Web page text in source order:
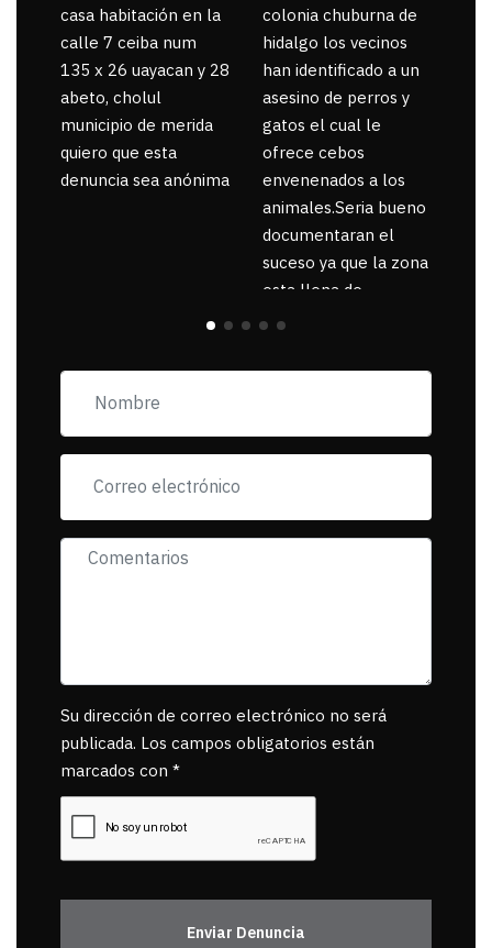
casa habitación en la
calle 7 ceiba num
135 x 26 uayacan y 28
abeto, cholul
municipio de merida
quiero que esta
denuncia sea anónima
colonia chuburna de
hidalgo los vecinos
han identificado a un
asesino de perros y
gatos el cual le
ofrece cebos
envenenados a los
animales.Seria bueno
documentaran el
suceso ya que la zona
esta llena de
pancartas de
exigiendo al asesino
muerta.
Su dirección de correo electrónico no será
publicada. Los campos obligatorios están
marcados con *
Enviar Denuncia